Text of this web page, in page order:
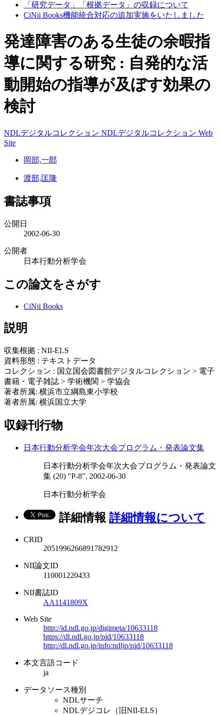
「研究データ」「根拠データ」の収録について
CiNii Books機能統合対応の追加実施をいたしました
発達障害のある生徒の余暇指
導に関する研究 : 自発的な活
動開始の指導が及ぼす効果の
検討
NDLデジタルコレクション NDLデジタルコレクション Web
Site
岡部,一郎
渡部,匡隆
書誌事項
公開日
2002-06-30
公開者
日本行動分析学会
この論文をさがす
CiNii Books
説明
収集根拠 : NII-ELS
資料形態 : テキストデータ
コレクション : 国立国会図書館デジタルコレクション > 電子
書籍・電子雑誌 > 学術機関 > 学協会
著者所属: 横浜市立綱島東小学校
著者所属: 横浜国立大学
収録刊行物
日本行動分析学会年次大会プログラム・発表論文集
日本行動分析学会年次大会プログラム・発表論文
集 (20) "P-8", 2002-06-30
日本行動分析学会
詳細情報 詳細情報について
CRID
2051996266891782912
NII論文ID
110001220433
NII書誌ID
AA1141809X
Web Site
http://id.ndl.go.jp/digimeta/10633118
https://dl.ndl.go.jp/pid/10633118
http://dl.ndl.go.jp/info:ndljp/pid/10633118
本文言語コード
ja
データソース種別
NDLサーチ
NDLデジコレ（旧NII-ELS）